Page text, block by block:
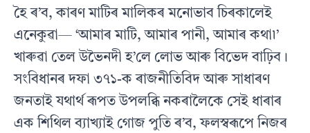
হৈ ৰ’ব, কাৰণ মাটিৰ মালিকৰ মনোভাব চিৰকালেই
এনেকুৱা— ‘আমাৰ মাটি, আমাৰ পানী, আমাৰ কথা৷’
খাৰুৱা তেল উভৈনদী হ’লে লোভ আৰু বিভেদ বাঢ়িব।
সংবিধানৰ দফা ৩৭১-ক ৰাজনীতিবিদ আৰু সাধাৰণ
জনতাই যথার্থ ৰূপত উপলব্ধি নকৰালৈকে সেই ধাৰাৰ
এক শিথিল ব্যাখ্যাই গোজ পুতি ৰ’ব, ফলস্বৰূপে নিজৰ